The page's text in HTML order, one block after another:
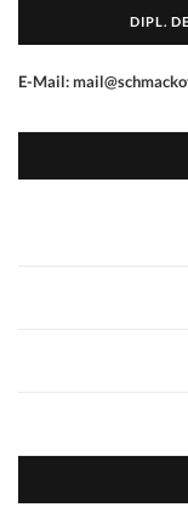
DIPL.
E-Mail: